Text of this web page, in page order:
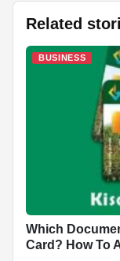
c
e
b
at
s
A
k
e
n
Related
BUSINESS
Which
Card? How To